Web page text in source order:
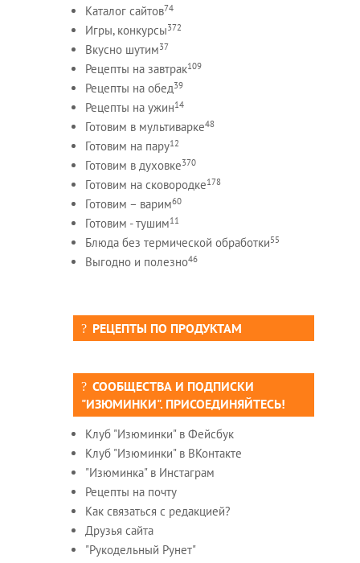
Каталог сайтов74
Игры, конкурсы372
Вкусно шутим37
Рецепты на завтрак109
Рецепты на обед39
Рецепты на ужин14
Готовим в мультиварке48
Готовим на пару12
Готовим в духовке370
Готовим на сковородке178
Готовим – варим60
Готовим - тушим11
Блюда без термической обработки55
Выгодно и полезно46
РЕЦЕПТЫ ПО ПРОДУКТАМ
СООБЩЕСТВА И ПОДПИСКИ
"ИЗЮМИНКИ". ПРИСОЕДИНЯЙТЕСЬ!
Клуб "Изюминки" в Фейсбук
Клуб "Изюминки" в ВКонтакте
"Изюминка" в Инстаграм
Рецепты на почту
Как связаться с редакцией?
Друзья сайта
"Рукодельный Рунет"